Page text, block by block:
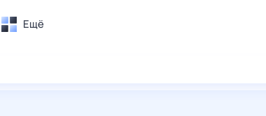
Ещё